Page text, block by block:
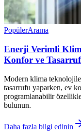
PopülerArama
Enerji Verimli
Konfor ve
Modern klima
tasarrufu yaparken, ev
programlanabilir
bulunun.
Daha fazla bilgi edinin